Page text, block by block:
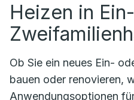
Heizen in
Ob Sie ein neues Ein-
bauen oder renovieren,
Anwendungsoptionen